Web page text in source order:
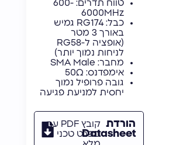
טווח תדרים: 600-
6000MHz
כבל: RG174 גמיש
באורך 3 מטר
(אופציה ל-RG58
לניחות נמוך יותר)
מחבר: SMA Male
אימפדנס: 50Ω
גובה פרופיל נמוך
יחסית למניעת פגיעה
הורדת
Datasheet
קובץ PDF עם
מפרט טכני